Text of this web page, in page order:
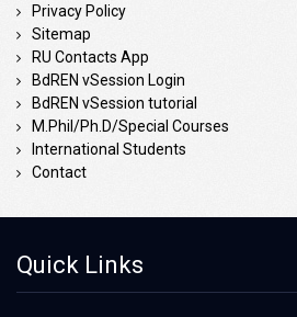
Privacy Policy
Sitemap
RU Contacts App
BdREN vSession Login
BdREN vSession tutorial
M.Phil/Ph.D/Special Courses
International Students
Contact
Quick Links